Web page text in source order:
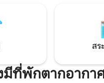
ารูปตัว L 8 ที่นั่ง 🚻 ห้องน้ำใน
อ่างอาบน้ำแบบสแตนด์อโลน
สร
มีที่พักตากอากา